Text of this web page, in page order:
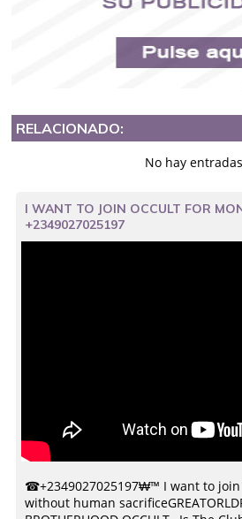
RELACIONADO:
No hay entradas
I WANT TO JOIN OCCULT FOR
+2349027025197
☎+2349027025197₩™ I want to join
without human